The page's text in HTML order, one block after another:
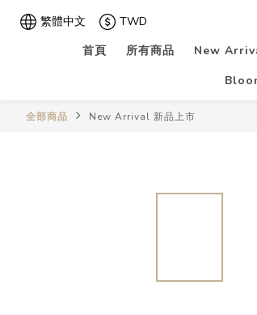
繁體中文 TWD
首頁
所有商品 New
全部商品 New Arrival 新品上市